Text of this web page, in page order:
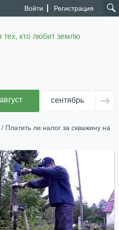
Войти Регистрация
тех, кто любит землю
август сентябрь
/ Платить ли налог за скважину на